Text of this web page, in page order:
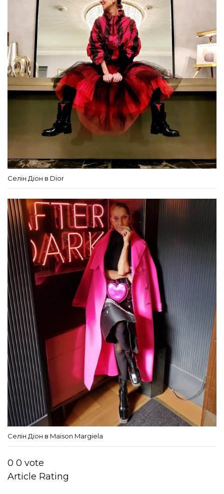
Селін Діон в Dior
Селін Діон в Maison Margiela
0 0 vote
Article Rating